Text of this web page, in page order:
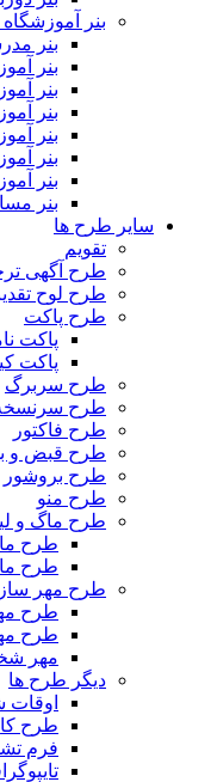
بنر آموزشگاه
بنر
بنر
بنر
بنر
بنر
بنر
بنر
بنر
سایر طرح ها
تقویم
طرح آگهی
طرح لوح
طرح پاکت
پاکت
پاکت
طرح سربرگ
طرح
طرح فاکتور
طرح قبض و
طرح بروشور
طرح منو
طرح ماگ و
طرح
طرح
طرح مهر
طرح
طرح
مهر
دیگر طرح ها
طرح
فرم